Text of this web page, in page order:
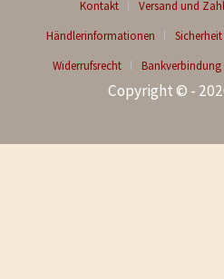
Kontakt
Versand und
Händlerinformationen
Widerrufsrecht
Bankverbindung
Copyright © -